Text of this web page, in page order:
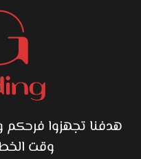
هدفنا تجهزوا فرحكم
وقت